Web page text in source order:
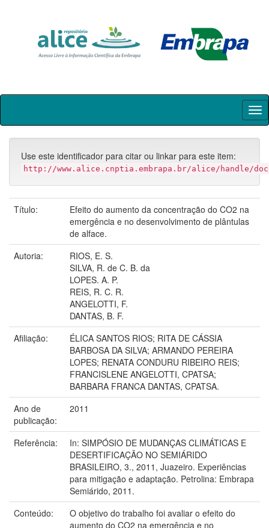
Skip
Use este identificador para citar ou linkar para este item:
http://www.alice.cnptia.embrapa.br/alice/handle/
Título:
Efeito do aumento da concentração do CO2 na
emergência e no desenvolvimento de plântulas
de alface.
Autoria:
RIOS, E. S.
SILVA, R. de C. B. da
LOPES. A. P.
REIS, R. C. R.
ANGELOTTI, F.
DANTAS, B. F.
Afiliação:
ÉLICA SANTOS RIOS; RITA DE CÁSSIA
BARBOSA DA SILVA; ARMANDO PEREIRA
LOPES; RENATA CONDURU RIBEIRO REIS;
FRANCISLENE ANGELOTTI, CPATSA;
BARBARA FRANCA DANTAS, CPATSA.
Ano de
publicação:
2011
Referência:
In: SIMPÓSIO DE MUDANÇAS CLIMÁTICAS E
DESERTIFICAÇÃO NO SEMIÁRIDO
BRASILEIRO, 3., 2011, Juazeiro. Experiências
para mitigação e adaptação. Petrolina: Embrapa
Semiárido, 2011.
Conteúdo:
O objetivo do trabalho foi avaliar o efeito do
aumento do CO2 na emergência e no